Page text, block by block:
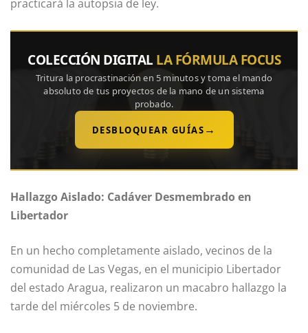
practicará la autopsia de ley.
COLECCIÓN DIGITAL LA FÓRMULA FOCUS
Tritura la procrastinación en 5 minutos y toma el mando
absoluto de tus proyectos de la mano de un sistema
probado.
DESBLOQUEAR GUÍAS →
Hallazgo Aislado: Cadáver Desmembrado en
Libertador
En un hecho completamente aislado, vecinos de la
comunidad de Las Vegas, en el municipio Libertador
del estado Aragua, realizaron un macabro hallazgo la
tarde del miércoles 5 de noviembre.